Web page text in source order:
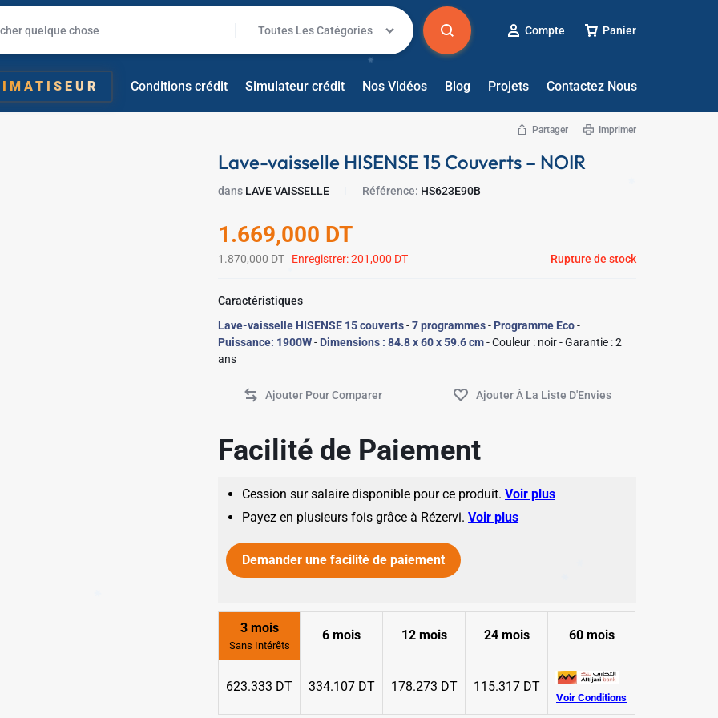
Toutes Les Catégories Compte Panier
Conditions crédit Simulateur crédit Nos Vidéos Blog Projets Contactez Nous
Partager Imprimer
Lave-vaisselle HISENSE 15 Couverts – NOIR
dans LAVE VAISSELLE Référence: HS623E90B
1.669,000 DT
1.870,000DT Enregistrer:201,000 DT Rupture de stock
Caractéristiques
Lave-vaisselle HISENSE 15 couverts-7 programmes- Programme Eco-
Puissance: 1900W- Dimensions : 84.8 x 60 x 59.6 cm- Couleur : noir - Garantie : 2
ans
Facilité de Paiement
Cession sur salaire disponible pour ce produit.Voir plus
Payez en plusieurs fois grâce à Rézervi.Voir plus
Demander une facilité de paiement
3 mois
Sans Intérêts
6 mois 12 mois 24 mois 60 mois
623.333 DT 334.107 DT 178.273 DT 115.317 DT
Voir Conditions
✱ ✱
✱